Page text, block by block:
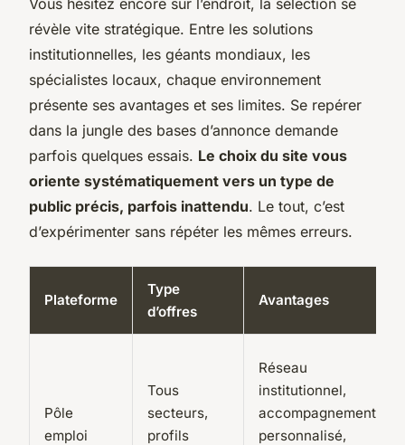
révèle vite stratégique. Entre les solutions
institutionnelles, les géants mondiaux, les
spécialistes locaux, chaque environnement
présente ses avantages et ses limites. Se repérer
dans la jungle des bases d’annonce demande
parfois quelques essais. Le choix du site vous
oriente systématiquement vers un type de
public précis, parfois inattendu. Le tout, c’est
d’expérimenter sans répéter les mêmes erreurs.
Plateforme
Type
d’offres
Avantages
Pôle
emploi
Tous
secteurs,
profils
Réseau
institutionnel,
accompagnement
personnalisé,